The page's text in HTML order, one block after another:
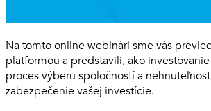
Na tomto online webinári sme vás
platformou a predstavili, ako
proces výberu spoločností a
zabezpečenie vašej investície.